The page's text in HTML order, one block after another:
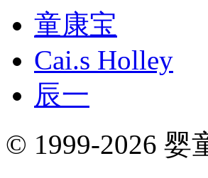
童康宝
Cai.s Holley
辰一
© 1999-2026 婴